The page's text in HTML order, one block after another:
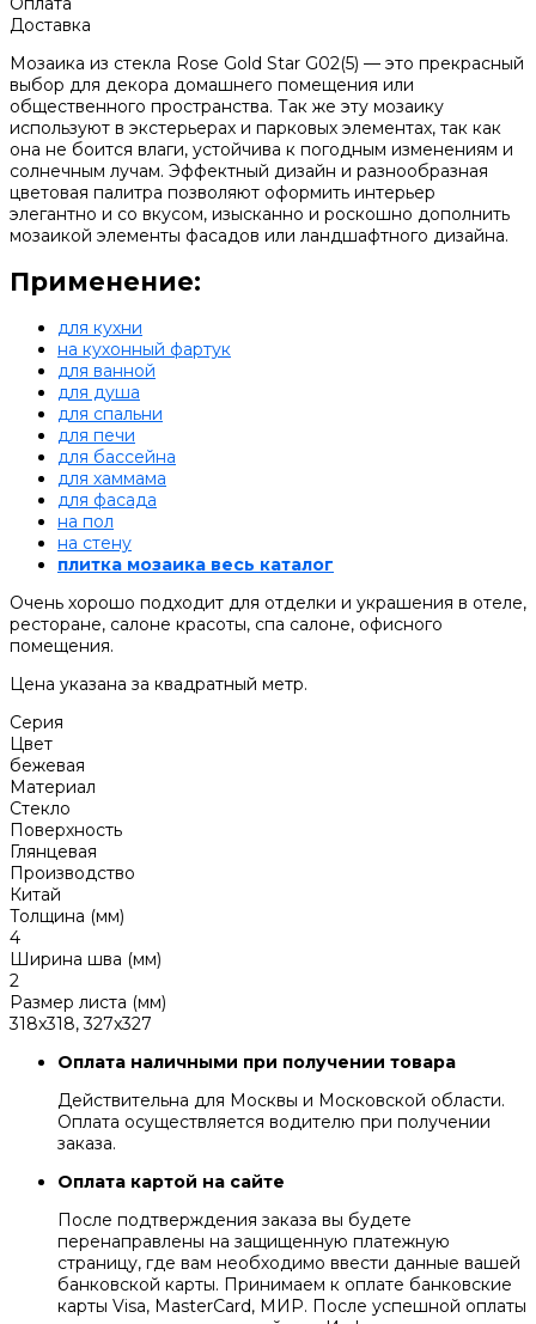
Доставка
Мозаика из стекла Rose Gold Star G02(5) — это прекрасный
выбор для декора домашнего помещения или
общественного пространства. Так же эту мозаику
используют в экстерьерах и парковых элементах, так как
она не боится влаги, устойчива к погодным изменениям и
солнечным лучам. Эффектный дизайн и разнообразная
цветовая палитра позволяют оформить интерьер
элегантно и со вкусом, изысканно и роскошно дополнить
мозаикой элементы фасадов или ландшафтного дизайна.
Применение:
для кухни
на кухонный фартук
для ванной
для душа
для спальни
для печи
для бассейна
для хаммама
для фасада
на пол
на стену
плитка мозаика весь каталог
Очень хорошо подходит для отделки и украшения в отеле,
ресторане, салоне красоты, спа салоне, офисного
помещения.
Цена указана за квадратный метр.
Серия
Цвет
бежевая
Материал
Стекло
Поверхность
Глянцевая
Производство
Китай
Толщина (мм)
4
Ширина шва (мм)
2
Размер листа (мм)
318x318, 327x327
Оплата наличными при получении товара
Действительна для Москвы и Московской области.
Оплата осуществляется водителю при получении
заказа.
Оплата картой на сайте
После подтверждения заказа вы будете
перенаправлены на защищенную платежную
страницу, где вам необходимо ввести данные вашей
банковской карты. Принимаем к оплате банковские
карты Visa, MasterCard, МИР. После успешной оплаты